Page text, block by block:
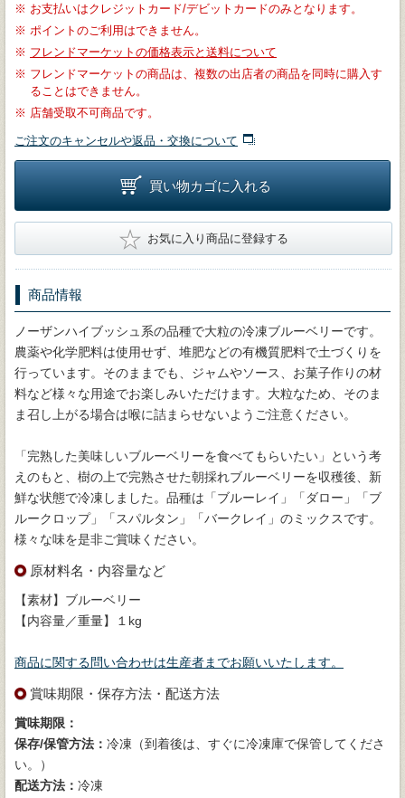
※ お支払いはクレジットカード/デビットカードのみとなります。
※ ポイントのご利用はできません。
※ フレンドマーケットの価格表示と送料について
※ フレンドマーケットの商品は、複数の出店者の商品を同時に購入す
ることはできません。
※ 店舗受取不可商品です。
ご注文のキャンセルや返品・交換について
買い物カゴに入れる
★ お気に入り商品に登録する
商品情報
ノーザンハイブッシュ系の品種で大粒の冷凍ブルーベリーです。
農薬や化学肥料は使用せず、堆肥などの有機質肥料で土づくりを
行っています。そのままでも、ジャムやソース、お菓子作りの材
料など様々な用途でお楽しみいただけます。大粒なため、そのま
ま召し上がる場合は喉に詰まらせないようご注意ください。
「完熟した美味しいブルーベリーを食べてもらいたい」という考
えのもと、樹の上で完熟させた朝採れブルーベリーを収穫後、新
鮮な状態で冷凍しました。品種は「ブルーレイ」「ダロー」「ブ
ルークロップ」「スパルタン」「バークレイ」のミックスです。
様々な味を是非ご賞味ください。
原材料名・内容量など
【素材】ブルーベリー
【内容量／重量】１kg
商品に関する問い合わせは生産者までお願いいたします。
賞味期限・保存方法・配送方法
賞味期限：
保存/保管方法： 冷凍（到着後は、すぐに冷凍庫で保管してくださ
い。）
配送方法： 冷凍